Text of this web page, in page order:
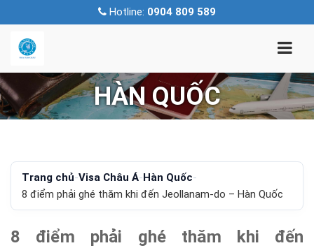
Hotline: 0904 809 589
HÀN QUỐC
Trang chủ-Visa Châu Á- Hàn Quốc-
8 điểm phải ghé thăm khi đến Jeollanam-do – Hàn Quốc
8 điểm phải ghé thăm khi đến